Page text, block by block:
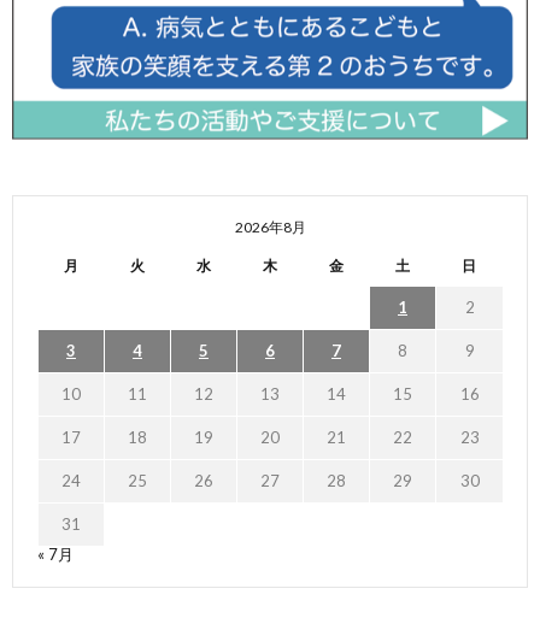
2026年8月
月 火 水 木 金 土 日
1 2
3 4 5 6 7 8 9
10 11 12 13 14 15 16
17 18 19 20 21 22 23
24 25 26 27 28 29 30
31
« 7月